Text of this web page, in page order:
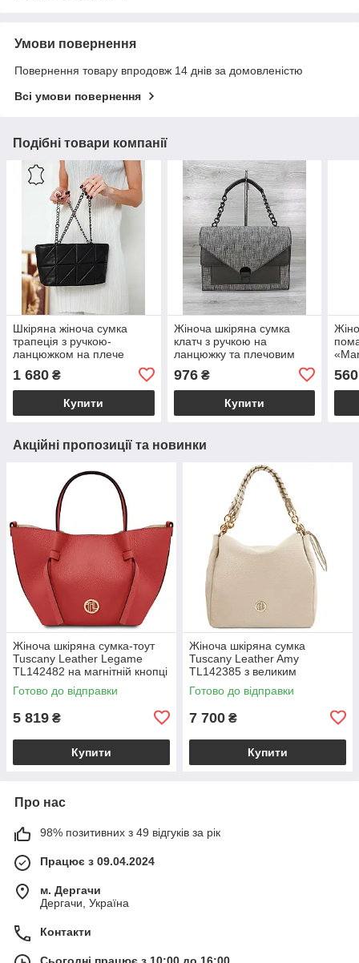
Умови повернення
Повернення товару впродовж 14 днів за домовленістю
Всі умови повернення
Подібні товари компанії
Шкіряна жіноча сумка
трапеція з ручкою-
ланцюжком на плече
1 680 ₴
Купити
Жіноча шкіряна сумка
клатч з ручкою на
ланцюжку та плечовим
ременем «Amber» сірий
блиск Welassie
976₴
Купити
560
Акційні пропозиції та новинки
Жіноча шкіряна сумка-тоут
Tuscany Leather Legame
TL142482 на магнітній кнопці
з плечовим ременем,
коралова BS2482_1_105
Готово до відправки
5 819 ₴
Купити
Жіноча шкіряна сумка
Tuscany Leather Amy
TL142385 з великим
відділенням і плечовим
ременем, бежева
Готово до відправки
7 700 ₴
Купити
Про нас
98% позитивних з 49 відгуків за рік
Працює з 09.04.2024
м. Дергачи
Дергачи, Україна
Контакти